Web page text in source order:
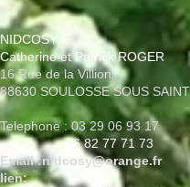
NIDCOSY
Catherine et Patrick ROGER
16 Rue de la Villion
88630 SOULOSSE SOUS
Telephone : ​03 29 06 93 17
06 82 77 71 73
Email :nidcosy@orange.fr